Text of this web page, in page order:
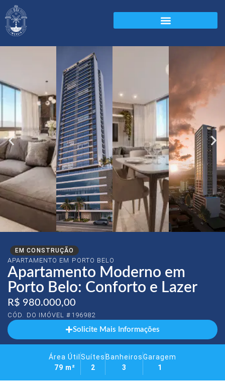
EM CONSTRUÇÃO
APARTAMENTO EM PORTO BELO
Apartamento Moderno em
Porto Belo: Conforto e Lazer
R$ 980.000,00
CÓD. DO IMÓVEL #196982
Solicite Mais Informações
Área Útil
79 m²
Suítes
2
Banheiros
3
Garagem
1